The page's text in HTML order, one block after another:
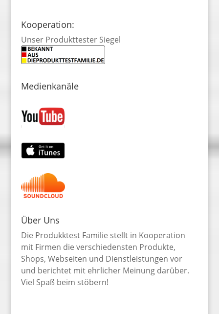
Kooperation:
Unser Produkttester Siegel
Medienkanäle
Über Uns
Die Produkktest Familie stellt in Kooperation
mit Firmen die verschiedensten Produkte,
Shops, Webseiten und Dienstleistungen vor
und berichtet mit ehrlicher Meinung darüber.
Viel Spaß beim stöbern!